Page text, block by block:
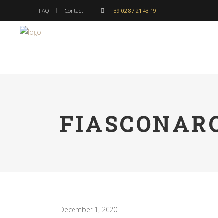
FAQ Contact +39 02 87 21 43 19
December 1, 2020